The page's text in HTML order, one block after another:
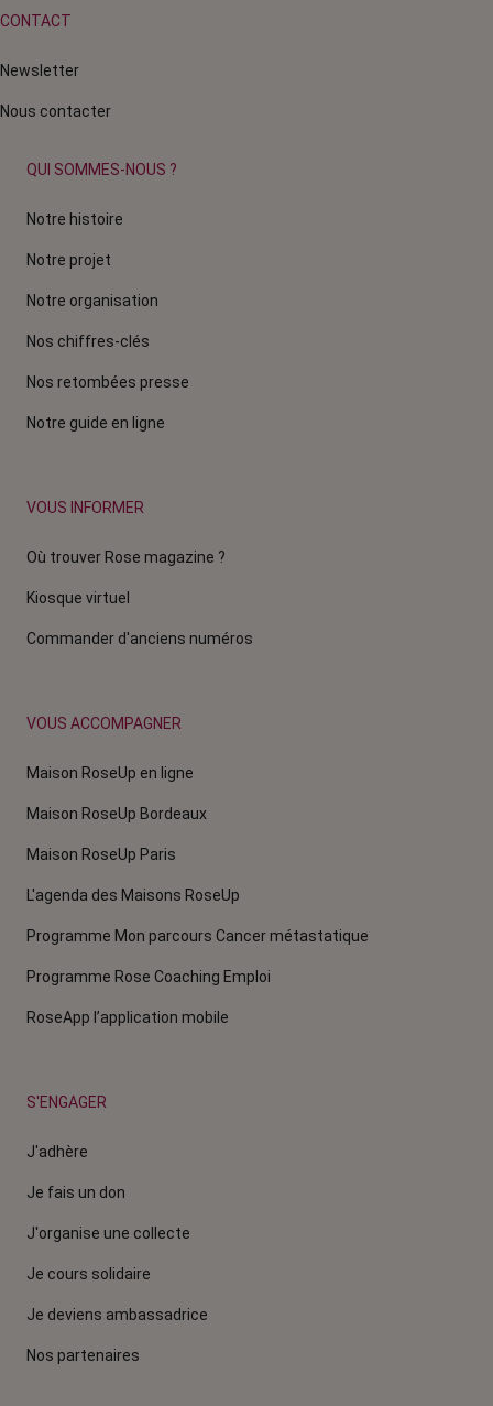
CONTACT
Newsletter
Nous contacter
QUI SOMMES-NOUS ?
Notre histoire
Notre projet
Notre organisation
Nos chiffres-clés
Nos retombées presse
Notre guide en ligne
VOUS INFORMER
Où trouver Rose magazine ?
Kiosque virtuel
Commander d'anciens numéros
VOUS ACCOMPAGNER
Maison RoseUp en ligne
Maison RoseUp Bordeaux
Maison RoseUp Paris
L'agenda des Maisons RoseUp
Programme Mon parcours Cancer métastatique
Programme Rose Coaching Emploi
RoseApp l’application mobile
S'ENGAGER
J'adhère
Je fais un don
J'organise une collecte
Je cours solidaire
Je deviens ambassadrice
Nos partenaires